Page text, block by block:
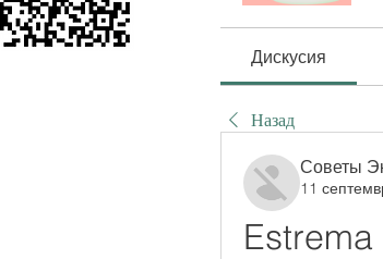
Дискусия
Назад
Советы
11